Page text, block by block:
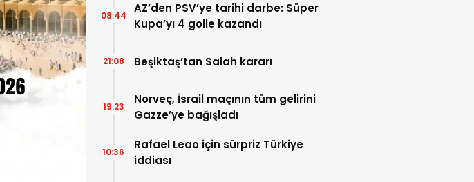
AZ’den PSV’ye tarihi darbe: Süper
Kupa’yı 4 golle kazandı
08:44
Beşiktaş’tan Salah kararı
21:08
Norveç, İsrail maçının tüm gelirini
Gazze’ye bağışladı
19:23
Rafael Leao için sürpriz Türkiye
iddiası
10:36